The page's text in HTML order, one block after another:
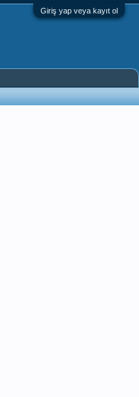
Giriş yap veya kayıt ol